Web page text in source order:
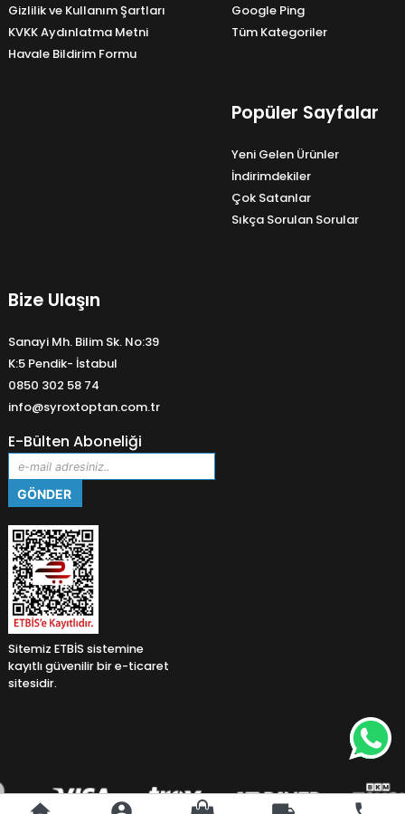
Gizlilik ve Kullanım Şartları
KVKK Aydınlatma Metni
Havale Bildirim Formu
Google Ping
Tüm Kategoriler
Popüler Sayfalar
Yeni Gelen Ürünler
İndirimdekiler
Çok Satanlar
Sıkça Sorulan Sorular
Bize Ulaşın
Sanayi Mh. Bilim Sk. No:39
K:5 Pendik- İstabul
0850 302 58 74
info@syroxtoptan.com.tr
E-Bülten Aboneliği
Sitemiz ETBİS sistemine
kayıtlı güvenilir bir e-ticaret
sitesidir.